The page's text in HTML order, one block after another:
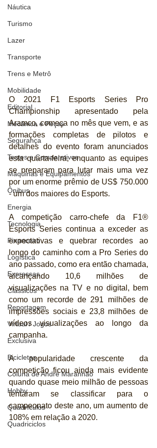
Náutica
Turismo
Lazer
Transporte
Trens e Metrô
Mobilidade
Editorial
Mecânica e Peças
Segurança
Testes e Comparativos
Máquinas e Equipamentos
Ônibus
Energia
Tecnologia
Financeiro
Logística
Expressas
Clássicos
Reportagem
Virtual / Jogos
Exclusiva
Bicicletas
Coluna de André Maranhão
Hobby
Quadrículos
Quadriciclos
O 2021 F1 Esports Series Pro
Championship apresentado pela
Aramco, começa no mês que vem, e as
formações completas de pilotos e
detalhes do evento foram anunciados
esta quarta-feira, enquanto as equipes
se preparam para lutar mais uma vez
por um enorme prêmio de US$ 750.000
- um dos maiores do Esports.
A competição carro-chefe da F1®
Esports Series continua a exceder as
expectativas e quebrar recordes ao
longo do caminho com a Pro Series do
ano passado, como era então chamada,
alcançando 10,6 milhões de
visualizações na TV e no digital, bem
como um recorde de 291 milhões de
impressões sociais e 23,8 milhões de
vídeos visualizações ao longo da
campanha.
A popularidade crescente da
competição ficou ainda mais evidente
quando quase meio milhão de pessoas
tentaram se classificar para o
campeonato deste ano, um aumento de
108% em relação a 2020.